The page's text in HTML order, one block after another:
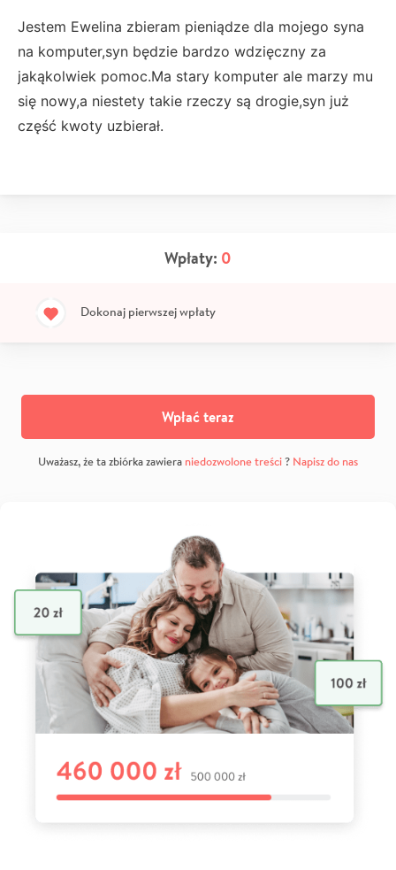
Jestem Ewelina zbieram pieniądze dla mojego syna
na komputer,syn będzie bardzo wdzięczny za
jakąkolwiek pomoc.Ma stary komputer ale marzy mu
się nowy,a niestety takie rzeczy są drogie,syn już
część kwoty uzbierał.
Wpłaty: 0
Dokonaj pierwszej wpłaty
Wpłać teraz
Uważasz, że ta zbiórka zawiera niedozwolone treści? Napisz do nas